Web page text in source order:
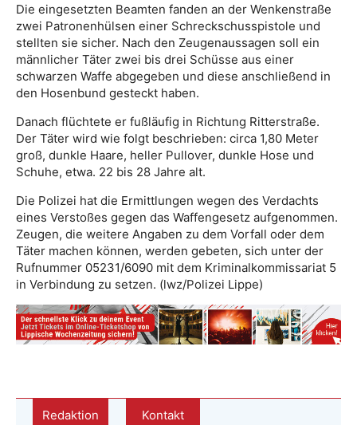
Die eingesetzten Beamten fanden an der Wenkenstraße
zwei Patronenhülsen einer Schreckschusspistole und
stellten sie sicher. Nach den Zeugenaussagen soll ein
männlicher Täter zwei bis drei Schüsse aus einer
schwarzen Waffe abgegeben und diese anschließend in
den Hosenbund gesteckt haben.
Danach flüchtete er fußläufig in Richtung Ritterstraße.
Der Täter wird wie folgt beschrieben: circa 1,80 Meter
groß, dunkle Haare, heller Pullover, dunkle Hose und
Schuhe, etwa. 22 bis 28 Jahre alt.
Die Polizei hat die Ermittlungen wegen des Verdachts
eines Verstoßes gegen das Waffengesetz aufgenommen.
Zeugen, die weitere Angaben zu dem Vorfall oder dem
Täter machen können, werden gebeten, sich unter der
Rufnummer 05231/6090 mit dem Kriminalkommissariat 5
in Verbindung zu setzen. (lwz/Polizei Lippe)
Redaktion Kontakt